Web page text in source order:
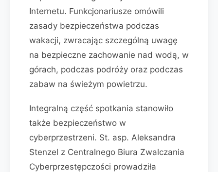
Internetu. Funkcjonariusze omówili
zasady bezpieczeństwa podczas
wakacji, zwracając szczególną uwagę
na bezpieczne zachowanie nad wodą, w
górach, podczas podróży oraz podczas
zabaw na świeżym powietrzu.
Integralną część spotkania stanowiło
także bezpieczeństwo w
cyberprzestrzeni. St. asp. Aleksandra
Stenzel z Centralnego Biura Zwalczania
Cyberprzestępczości prowadziła